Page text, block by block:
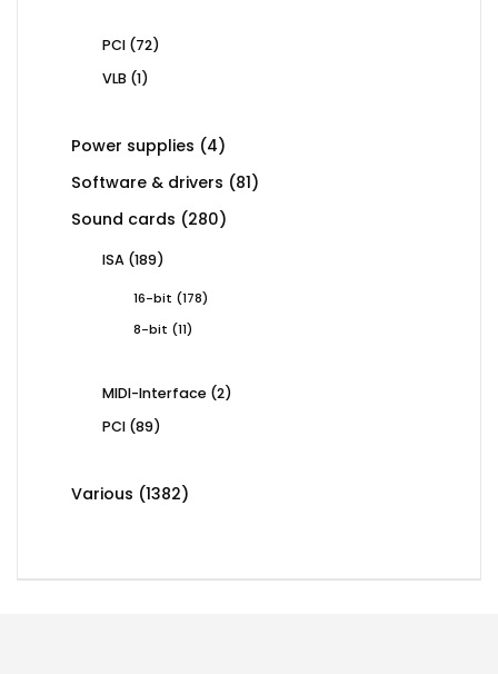
PCI 7272
VLB 11
Power supplies 44
products
Software & drivers 8181
Sound cards 280280
ISA 189189
16-bit 178178
8-bit
1111
MIDI-Interface 22
PCI 8989
Various 13821382